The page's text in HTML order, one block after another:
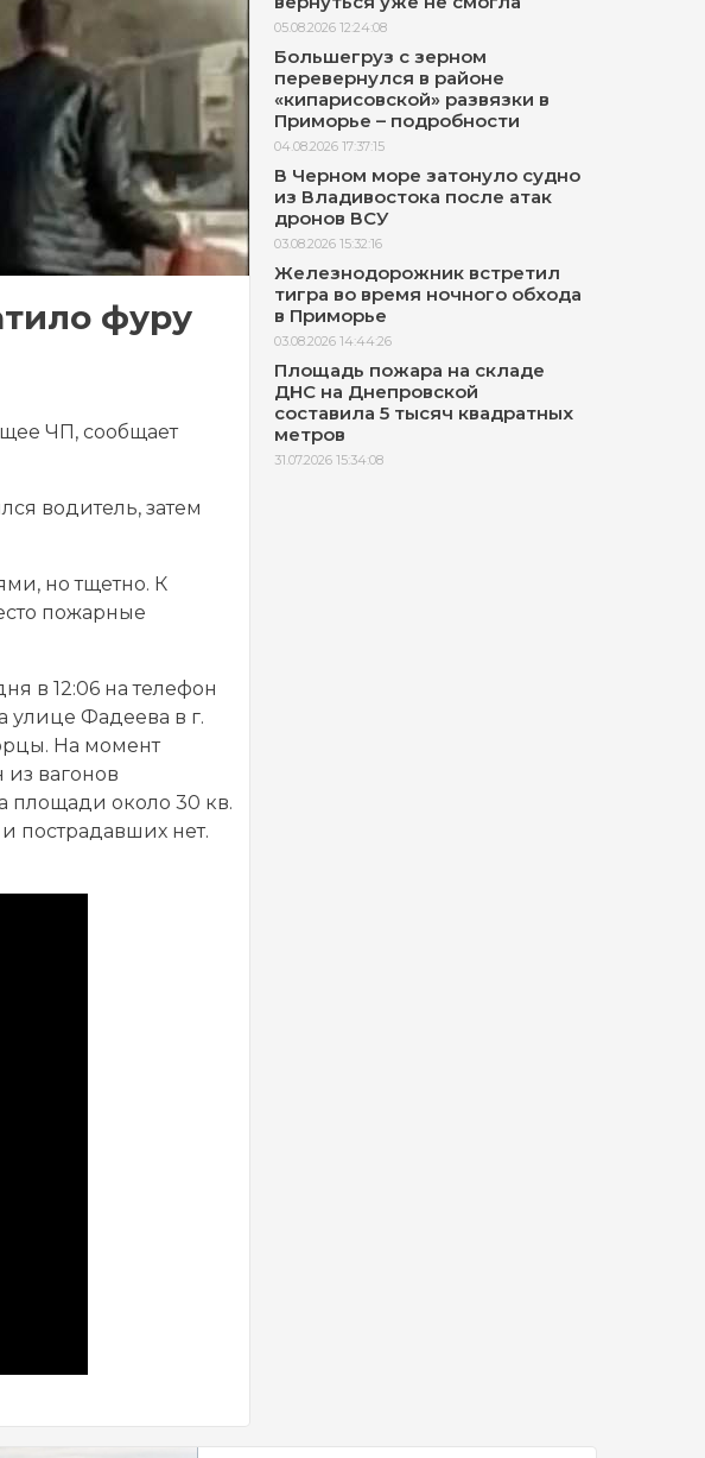
фуру
ЧП, сообщает
водитель, затем
но тщетно. К
пожарные
в 12:06 на телефон
улице Фадеева в г.
На момент
вагонов
площади около 30 кв.
пострадавших нет.
05.08.2026 12:24:08
Большегруз с зерном
перевернулся в районе
«кипарисовской» развязки в
Приморье – подробности
04.08.2026 17:37:15
В Черном море затонуло судно
из Владивостока после атак
дронов ВСУ
03.08.2026 15:32:16
Железнодорожник встретил
тигра во время ночного обхода
в Приморье
03.08.2026 14:44:26
Площадь пожара на складе
ДНС на Днепровской
составила 5 тысяч квадратных
метров
31.07.2026 15:34:08